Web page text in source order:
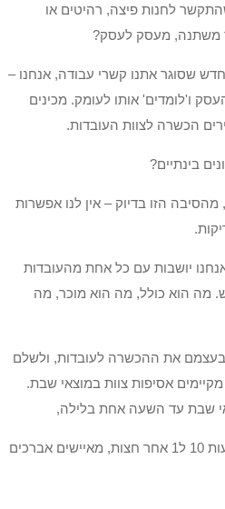
לחנות פיצה, רהיטים או
משתנה, מעסק לעסק?
שסוגר אתנו קשרי עבודה, אנחנו –
ו'לומדים' אותו לעומק. מכינים
הכשרה לצוות העובדות.
בינתיים?
מהסיבה הזו בדיוק – אין לנו אפשרות
יושבות עם כל אחת מהעובדות
מה הוא כולל, מה הוא מוכר, מה
בעצמם את ההכשרה לעובדות, ולשלם
אסיפות צוות במוצאי שבת.
וכן בשאר לילות השבוע בין השעות 10 ל1 אחר חצות, מאיישים אברכים